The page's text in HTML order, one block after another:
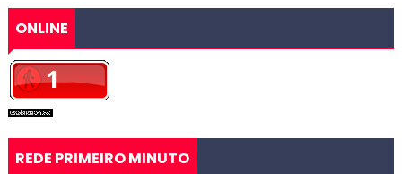
ONLINE
REDE PRIMEIRO MINUTO